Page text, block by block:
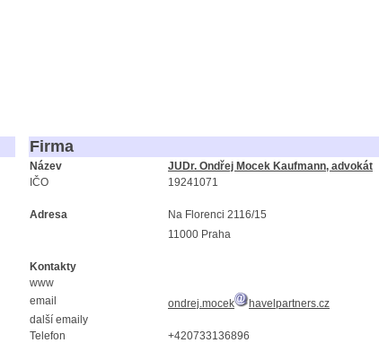
Firma
Název
JUDr. Ondřej Mocek Kaufmann, advokát
IČO
19241071
Adresa
Na Florenci 2116/15
11000 Praha
Kontakty
www
email
ondrej.mocek
havelpartners.cz
další emaily
Telefon
+420733136896